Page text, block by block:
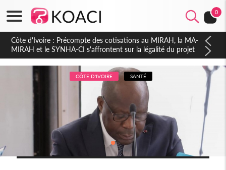
0
Côte d'Ivoire : Indépendance 2026, Thiam plaide pour un
environnement démocratique plus apaisé
CÔTE D'IVOIRE SANTÉ